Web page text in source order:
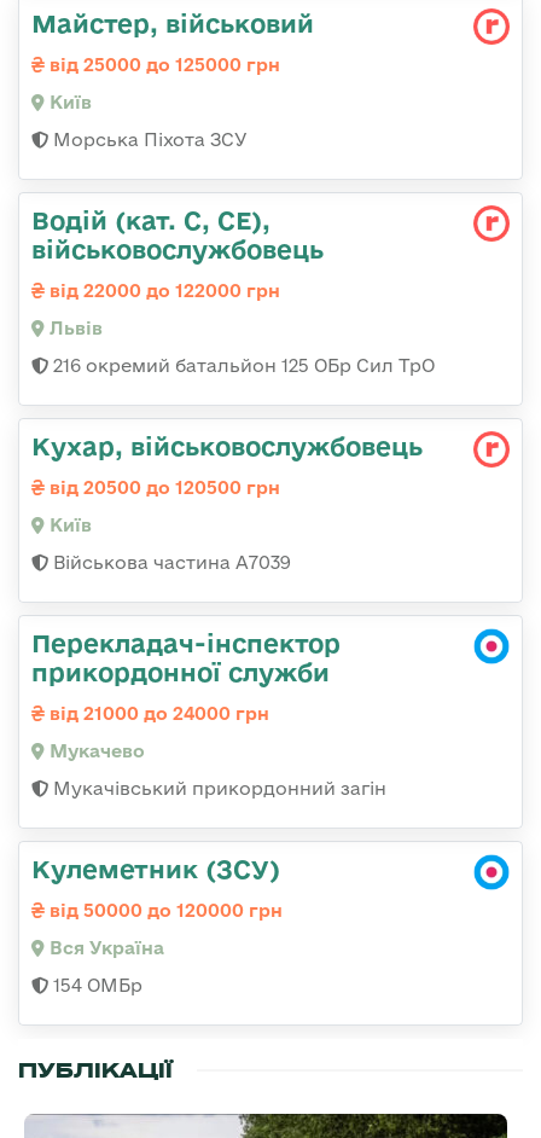
Майстеp, військовий
від 25000 до 125000 грн
Київ
Морська Піхота ЗСУ
Водій (кат. С, СЕ),
військовослужбовець
від 22000 до 122000 грн
Львів
216 окремий батальйон 125 ОБр Сил ТрО
Кухар, військовослужбовець
від 20500 до 120500 грн
Київ
Військова частина А7039
Перекладач-інспектор
прикордонної служби
від 21000 до 24000 грн
Мукачево
Мукачівський прикордонний загін
Кулеметник (ЗСУ)
від 50000 до 120000 грн
Вся Україна
154 ОМБр
ПУБЛІКАЦІЇ